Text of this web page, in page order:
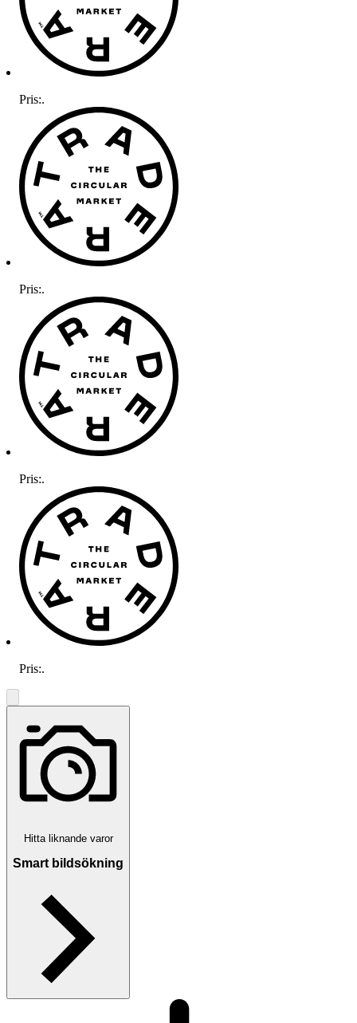
Pris:.
Pris:.
Pris:.
Pris:.
Hitta liknande varor
Smart bildsökning